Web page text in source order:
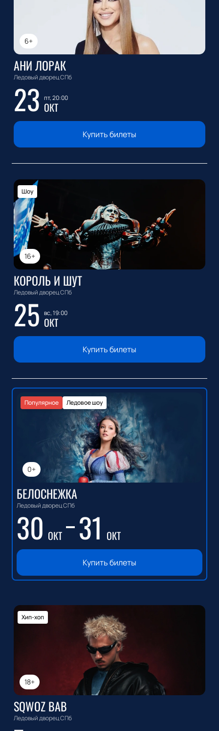
6+
АНИ ЛОРАК
Ледовый дворец СПб
23 пт, 20:00
ОКТ
Купить билеты
16+
Шоу
КОРОЛЬ И ШУТ
Ледовый дворец СПб
25 вс, 19:00
ОКТ
Купить билеты
0+
Ледовое шоу
Популярное
БЕЛОСНЕЖКА
Ледовый дворец СПб
30 ОКТ 31 ОКТ
Купить билеты
18+
Хип-хоп
SQWOZ BAB
Ледовый дворец СПб